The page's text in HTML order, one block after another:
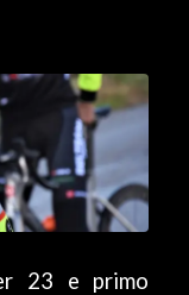
23 e primo